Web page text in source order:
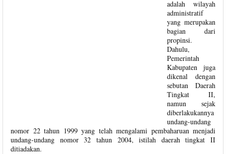
adalah wilayah
administratif
yang merupakan
bagian dari
propinsi.
Dahulu,
Pemerintah
Kabupaten juga
dikenal dengan
sebutan Daerah
Tingkat II,
namun sejak
diberlakukannya
undang-undang
nomor 22 tahun 1999 yang telah mengalami pembaharuan menjadi
undang-undang nomor 32 tahun 2004, istilah daerah tingkat II
ditiadakan.